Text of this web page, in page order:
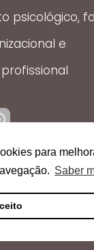
para
Saber
psicológico,
e
de Funcionamento nº
os direitos reservados